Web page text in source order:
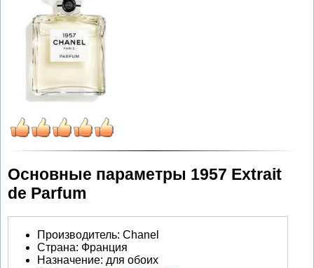
Основные параметры 1957 Extrait
de Parfum
Производитель: Chanel
Страна: Франция
Назначение: для обоих